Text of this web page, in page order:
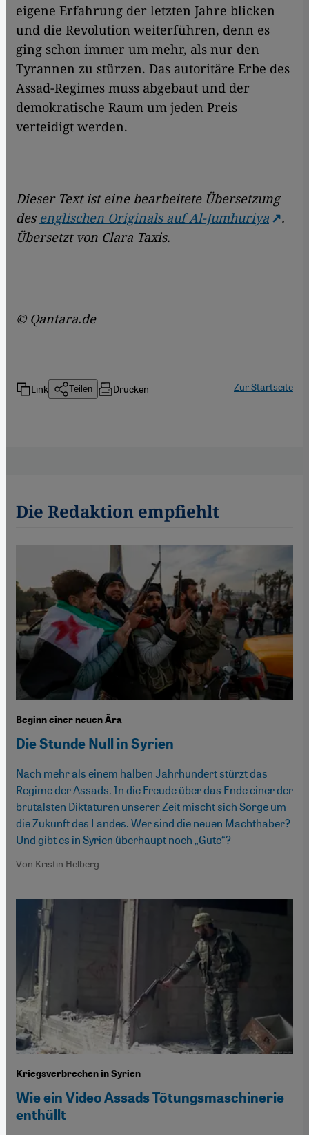
eigene Erfahrung der letzten Jahre blicken
und die Revolution weiterführen, denn es
ging schon immer um mehr, als nur den
Tyrannen zu stürzen. Das autoritäre Erbe des
Assad-Regimes muss abgebaut und der
demokratische Raum um jeden Preis
verteidigt werden.
Dieser Text ist eine bearbeitete Übersetzung
des englischen Originals auf Al-Jumhuriya
.
Übersetzt von Clara Taxis.
© Qantara.de
Link Teilen Drucken Zur Startseite
Die Redaktion empfiehlt
Beginn einer neuen Ära
Die Stunde Null in Syrien
Nach mehr als einem halben Jahrhundert stürzt das
Regime der Assads. In die Freude über das Ende einer der
brutalsten Diktaturen unserer Zeit mischt sich Sorge um
die Zukunft des Landes. Wer sind die neuen Machthaber?
Und gibt es in Syrien überhaupt noch „Gute“?
Von Kristin Helberg
Kriegsverbrechen in Syrien
Wie ein Video Assads Tötungsmaschinerie
enthüllt